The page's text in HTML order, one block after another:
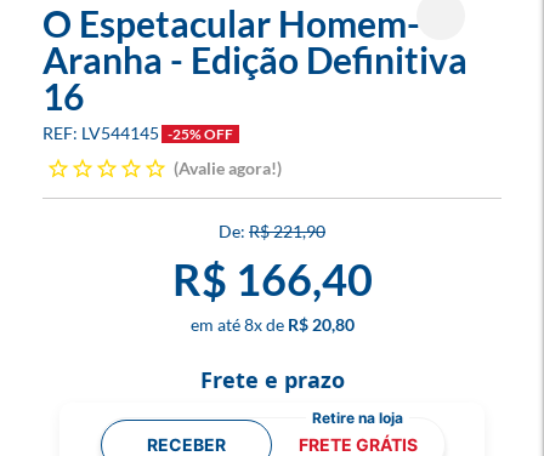
O Espetacular Homem-
Aranha - Edição Definitiva
16
LV544145 -25% OFF
Avalie agora!
R$ 221,90
R$ 166,40
8x R$ 20,80
Frete e prazo
RECEBER FRETE GRÁTIS